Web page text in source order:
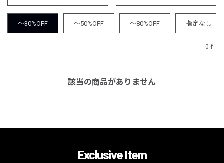
～30%OFF ～50%OFF ～80%OFF 指定なし
0 件
該当の商品がありません
Exclusive Item